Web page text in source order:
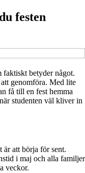
festen
faktiskt betyder något.
genomföra. Med lite
få till en fest hemma
studenten väl kliver in
är att börja för sent.
i maj och alla familjer
veckor.